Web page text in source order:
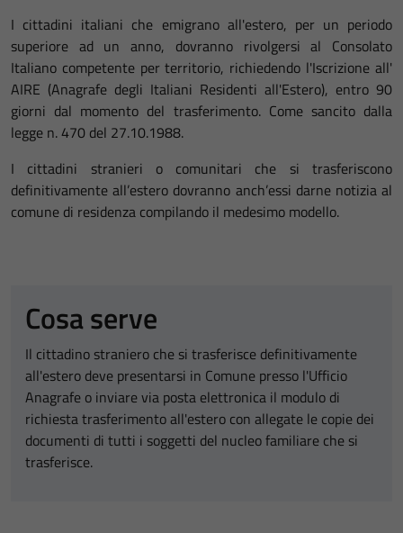
I cittadini italiani che emigrano all'estero, per un periodo
superiore ad un anno, dovranno rivolgersi al Consolato
Italiano competente per territorio, richiedendo l'Iscrizione all'
AIRE (Anagrafe degli Italiani Residenti all'Estero), entro 90
giorni dal momento del trasferimento. Come sancito dalla
legge n. 470 del 27.10.1988.
I cittadini stranieri o comunitari che si trasferiscono
definitivamente all’estero dovranno anch’essi darne notizia al
comune di residenza compilando il medesimo modello.
Cosa serve
Il cittadino straniero che si trasferisce definitivamente
all'estero deve presentarsi in Comune presso l'Ufficio
Anagrafe o inviare via posta elettronica il modulo di
richiesta trasferimento all'estero con allegate le copie dei
documenti di tutti i soggetti del nucleo familiare che si
trasferisce.